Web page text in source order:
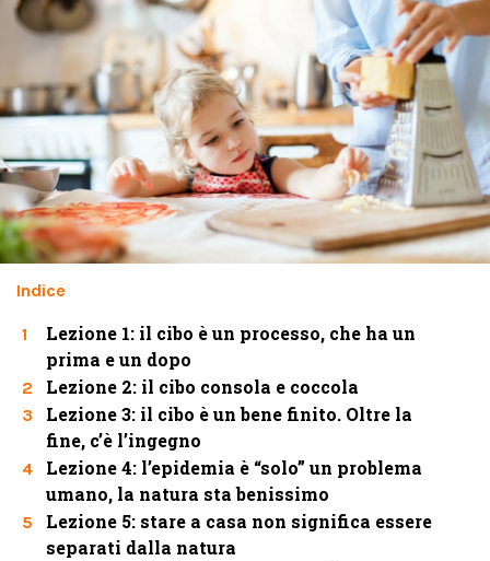
Indice
1
Lezione 1: il cibo è un processo, che ha un
prima e un dopo
2 Lezione 2: il cibo consola e coccola
3
Lezione 3: il cibo è un bene finito. Oltre la
fine, c’è l’ingegno
4
Lezione 4: l’epidemia è “solo” un problema
umano, la natura sta benissimo
5
Lezione 5: stare a casa non significa essere
separati dalla natura